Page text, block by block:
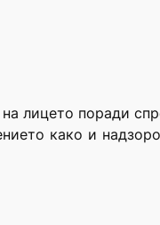
на лицето поради
како и